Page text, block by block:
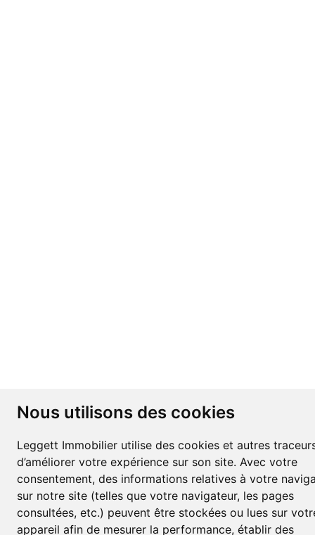
Nous utilisons des cookies
Leggett Immobilier utilise des cookies et autres
d’améliorer votre expérience sur son site. Avec votre
consentement, des informations relatives à votre
sur notre site (telles que votre navigateur, les pages
consultées, etc.) peuvent être stockées ou lues sur
appareil afin de mesurer la performance, établir des